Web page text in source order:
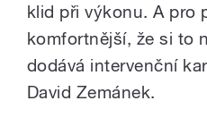
klid při výkonu. A pro
komfortnější, že si to
dodává intervenční
David Zemánek.